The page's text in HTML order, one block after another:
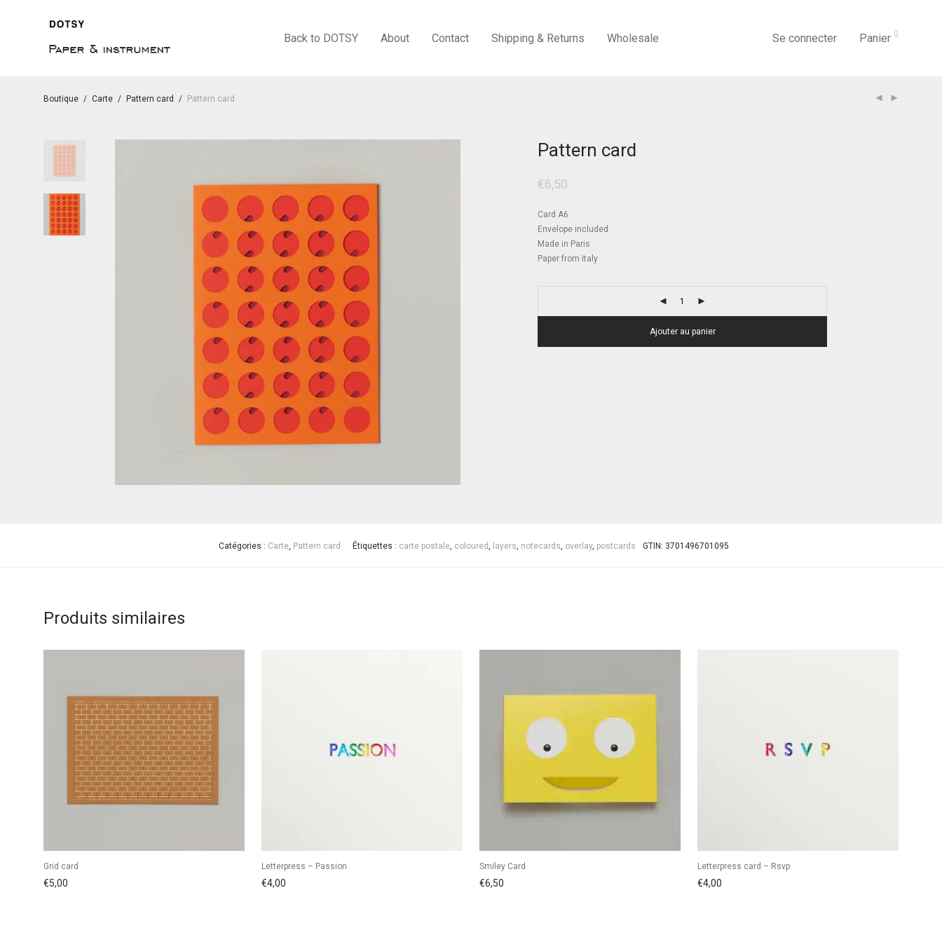
Back to DOTSY About Contact Shipping & Returns Wholesale Se connecter Panier 0
Boutique / Carte / Pattern card / Pattern card
Pattern card
€6,50
Card A6
Envelope included
Made in Paris
Paper from Italy
Ajouter au panier
Catégories : Carte, Pattern card Étiquettes : carte postale, coloured, layers, notecards, overlay, postcards GTIN: 3701496701095
Produits similaires
Grid card
€5,00
Letterpress – Passion
€4,00
Smiley Card
€6,50
Letterpress card – Rsvp
€4,00